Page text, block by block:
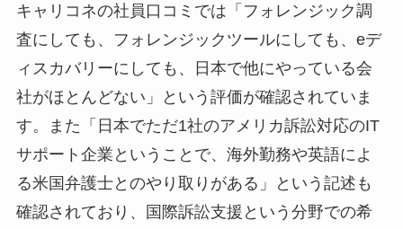
キャリコネの社員口コミでは「フォレンジック調
査にしても、フォレンジックツールにしても、eデ
ィスカバリーにしても、日本で他にやっている会
社がほとんどない」という評価が確認されていま
す。また「日本でただ1社のアメリカ訴訟対応のIT
サポート企業ということで、海外勤務や英語によ
る米国弁護士とのやり取りがある」という記述も
確認されており、国際訴訟支援という分野での希